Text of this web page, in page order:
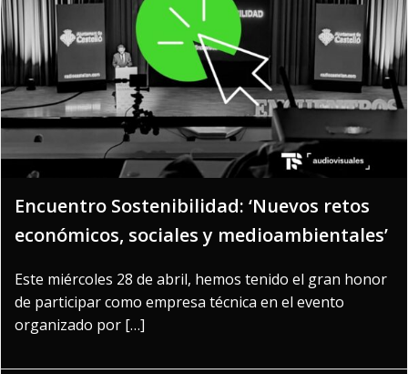
Encuentro Sostenibilidad: ‘Nuevos retos
económicos, sociales y medioambientales’
Este miércoles 28 de abril, hemos tenido el gran honor
de participar como empresa técnica en el evento
organizado por […]